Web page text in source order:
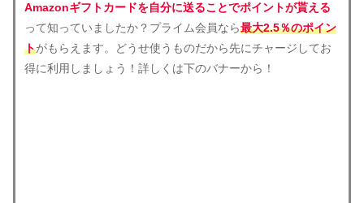
Amazonギフトカードを自分に送ることでポイントが貰える
って知っていましたか？プライム会員なら最大2.5％のポイン
トがもらえます。どうせ使うものだから先にチャージしてお
得に利用しましょう！詳しくは下のバナーから！